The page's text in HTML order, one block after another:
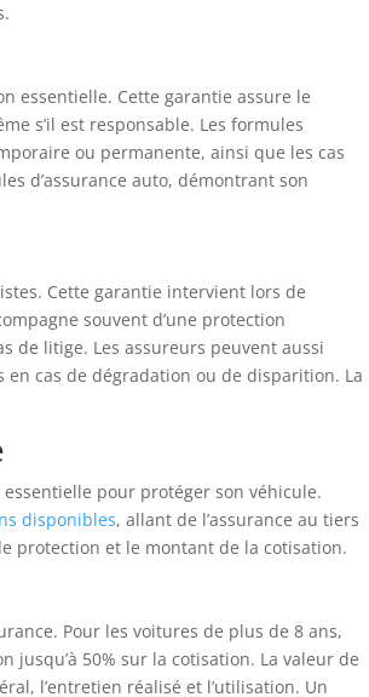
essentielle. Cette garantie assure le
s’il est responsable. Les formules
ou permanente, ainsi que les cas
d’assurance auto, démontrant son
Cette garantie intervient lors de
souvent d’une protection
de litige. Les assureurs peuvent aussi
en cas de dégradation ou de disparition. La
pour protéger son véhicule.
disponibles, allant de l’assurance au tiers
protection et le montant de la cotisation.
Pour les voitures de plus de 8 ans,
jusqu’à 50% sur la cotisation. La valeur de
l’entretien réalisé et l’utilisation. Un